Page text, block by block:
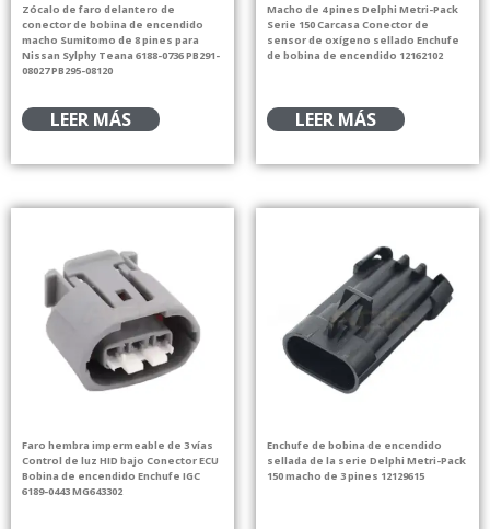
Zócalo de faro delantero de
conector de bobina de encendido
macho Sumitomo de 8 pines para
Nissan Sylphy Teana 6188-0736 PB291-
08027 PB295-08120
LEER MÁS
Macho de 4 pines Delphi Metri-Pack
Serie 150 Carcasa Conector de
sensor de oxígeno sellado Enchufe
de bobina de encendido 12162102
LEER MÁS
Faro hembra impermeable de 3 vías
Control de luz HID bajo Conector ECU
Bobina de encendido Enchufe IGC
6189-0443 MG643302
Enchufe de bobina de encendido
sellada de la serie Delphi Metri-Pack
150 macho de 3 pines 12129615